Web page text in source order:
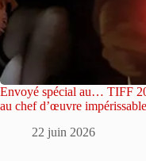
Envoyé spécial au… TIFF
au chef d’œuvre impérissable
22 juin 2026